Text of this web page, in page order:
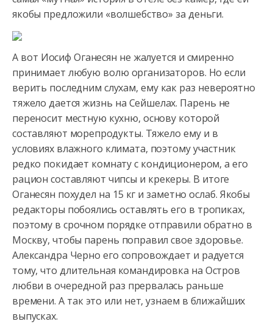
якобы предложили «волшебство» за деньги.
А вот Иосиф Оганесян не жалуется и смиренно
принимает любую волю организаторов. Но если
верить последним слухам, ему как раз невероятно
тяжело дается жизнь на Сейшелах. Парень не
переносит местную кухню, основу которой
составляют морепродукты. Тяжело ему и в
условиях влажного климата, поэтому участник
редко покидает комнату с кондиционером, а его
рацион составляют чипсы и крекеры. В итоге
Оганесян похудел на 15 кг и заметно ослаб. Якобы
редакторы побоялись оставлять его в тропиках,
поэтому в срочном порядке отправили обратно в
Москву, чтобы парень поправил свое здоровье.
Александра Черно его сопровождает и радуется
тому, что длительная командировка на Остров
любви в очередной раз прервалась раньше
времени. А так это или нет, узнаем в ближайших
выпусках.